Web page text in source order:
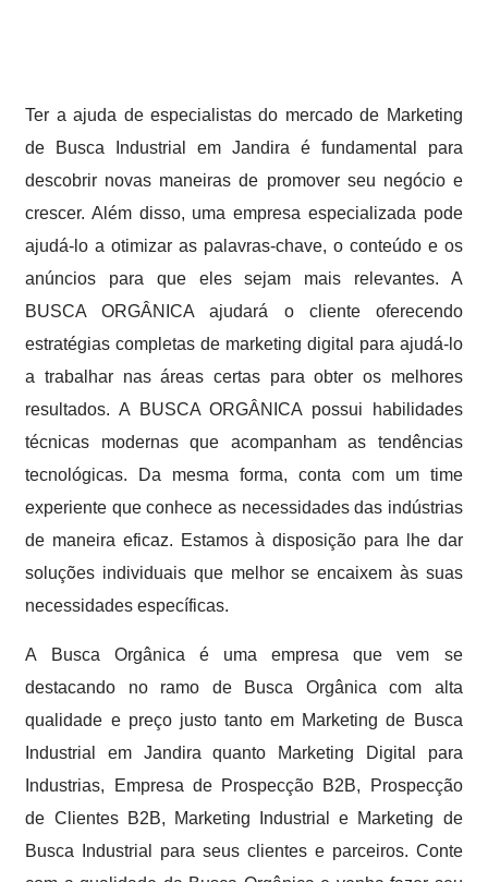
Ter a ajuda de especialistas do mercado de Marketing
de Busca Industrial em Jandira é fundamental para
descobrir novas maneiras de promover seu negócio e
crescer. Além disso, uma empresa especializada pode
ajudá-lo a otimizar as palavras-chave, o conteúdo e os
anúncios para que eles sejam mais relevantes. A
BUSCA ORGÂNICA ajudará o cliente oferecendo
estratégias completas de marketing digital para ajudá-lo
a trabalhar nas áreas certas para obter os melhores
resultados. A BUSCA ORGÂNICA possui habilidades
técnicas modernas que acompanham as tendências
tecnológicas. Da mesma forma, conta com um time
experiente que conhece as necessidades das indústrias
de maneira eficaz. Estamos à disposição para lhe dar
soluções individuais que melhor se encaixem às suas
necessidades específicas.
A Busca Orgânica é uma empresa que vem se
destacando no ramo de Busca Orgânica com alta
qualidade e preço justo tanto em Marketing de Busca
Industrial em Jandira quanto Marketing Digital para
Industrias, Empresa de Prospecção B2B, Prospecção
de Clientes B2B, Marketing Industrial e Marketing de
Busca Industrial para seus clientes e parceiros. Conte